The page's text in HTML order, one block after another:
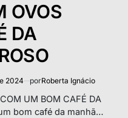
OVOS
DA
2024 porRoberta Ignácio
UM BOM CAFÉ DA
bom café da manhã…